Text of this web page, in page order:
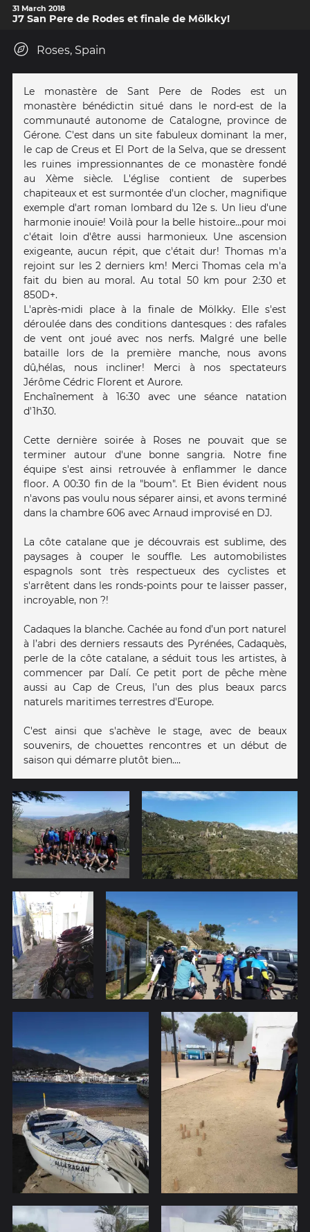
31 March 2018
J7 San Pere de Rodes et finale de Mölkky!
Roses, Spain
Le monastère de Sant Pere de Rodes est un
monastère bénédictin situé dans le nord-est de la
communauté autonome de Catalogne, province de
Gérone. C'est dans un site fabuleux dominant la mer,
le cap de Creus et El Port de la Selva, que se dressent
les ruines impressionnantes de ce monastère fondé
au Xème siècle. L'église contient de superbes
chapiteaux et est surmontée d'un clocher, magnifique
exemple d'art roman lombard du 12e s. Un lieu d'une
harmonie inouïe! Voilà pour la belle histoire...pour moi
c'était loin d'être aussi harmonieux. Une ascension
exigeante, aucun répit, que c'était dur! Thomas m'a
rejoint sur les 2 derniers km! Merci Thomas cela m'a
fait du bien au moral. Au total 50 km pour 2:30 et
850D+.
L'après-midi place à la finale de Mölkky. Elle s'est
déroulée dans des conditions dantesques : des rafales
de vent ont joué avec nos nerfs. Malgré une belle
bataille lors de la première manche, nous avons
dû,hélas, nous incliner! Merci à nos spectateurs
Jérôme Cédric Florent et Aurore.
Enchaînement à 16:30 avec une séance natation
d'1h30.
Cette dernière soirée à Roses ne pouvait que se
terminer autour d'une bonne sangria. Notre fine
équipe s'est ainsi retrouvée à enflammer le dance
floor. A 00:30 fin de la "boum". Et Bien évident nous
n'avons pas voulu nous séparer ainsi, et avons terminé
dans la chambre 606 avec Arnaud improvisé en DJ.
La côte catalane que je découvrais est sublime, des
paysages à couper le souffle. Les automobilistes
espagnols sont très respectueux des cyclistes et
s'arrêtent dans les ronds-points pour te laisser passer,
incroyable, non ?!
Cadaques la blanche. Cachée au fond d’un port naturel
à l’abri des derniers ressauts des Pyrénées, Cadaquès,
perle de la côte catalane, a séduit tous les artistes, à
commencer par Dalí. Ce petit port de pêche mène
aussi au Cap de Creus, l’un des plus beaux parcs
naturels maritimes terrestres d'Europe.
C'est ainsi que s'achève le stage, avec de beaux
souvenirs, de chouettes rencontres et un début de
saison qui démarre plutôt bien....